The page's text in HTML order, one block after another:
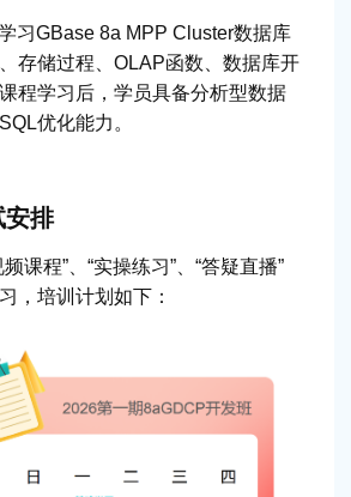
习GBase 8a MPP Cluster数据库
存储过程、OLAP函数、数据库开
程学习后，学员具备分析型数据
优化能力。
安排
课程”、“实操练习”、“答疑直播”
，培训计划如下：